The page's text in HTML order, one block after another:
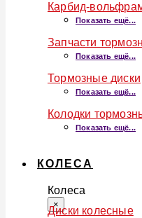
Карбид-
Показать ещё...
Запчасти
Показать ещё...
Тормозные диски
Показать ещё...
Колодки
Показать ещё...
КОЛЕСА
Колеса
×
Диски колесные